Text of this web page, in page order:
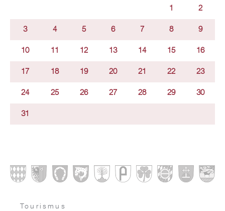
1 2
3 4 5 6 7 8 9
10 11 12 13 14 15 16
17 18 19 20 21 22 23
24 25 26 27 28 29 30
31
Tourismus